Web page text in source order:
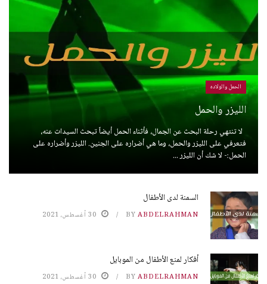
الحمل والولاده
الليزر والحمل
لا تنتهي رحلة البحث عن الجمال، فأثناء الحمل أيضاً تبحث السيدات عنه،
فتعرفي على الليزر والحمل، وما هي أضراره على الجنين. الليزر وأضراره على
الحمل:- لا شك أن الليزر ...
السمنة لدى الأطفال
BY ABDELRAHMAN 30 أغسطس، 2021
أفكار لمنع الأطفال من الموبايل
BY ABDELRAHMAN 30 أغسطس، 2021